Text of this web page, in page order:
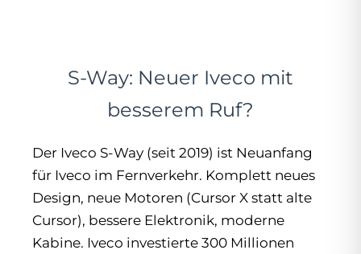
S-Way: Neuer Iveco mit
besserem Ruf?
Der Iveco S-Way (seit 2019) ist Neuanfang
für Iveco im Fernverkehr. Komplett neues
Design, neue Motoren (Cursor X statt alte
Cursor), bessere Elektronik, moderne
Kabine. Iveco investierte 300 Millionen